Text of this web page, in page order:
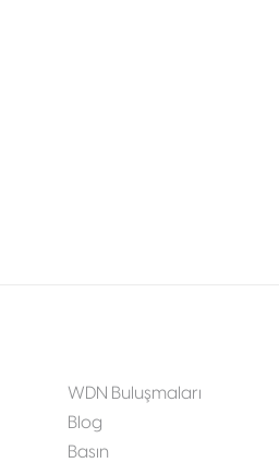
WDN Buluşmaları
Blog
Basın